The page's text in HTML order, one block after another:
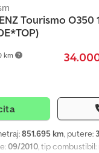
km
Tourismo O350
851.695 km, putere:
09/2010, tip combustibil: